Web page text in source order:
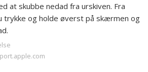
at skubbe nedad fra urskiven. Fra
trykke og holde øverst på skærmen og